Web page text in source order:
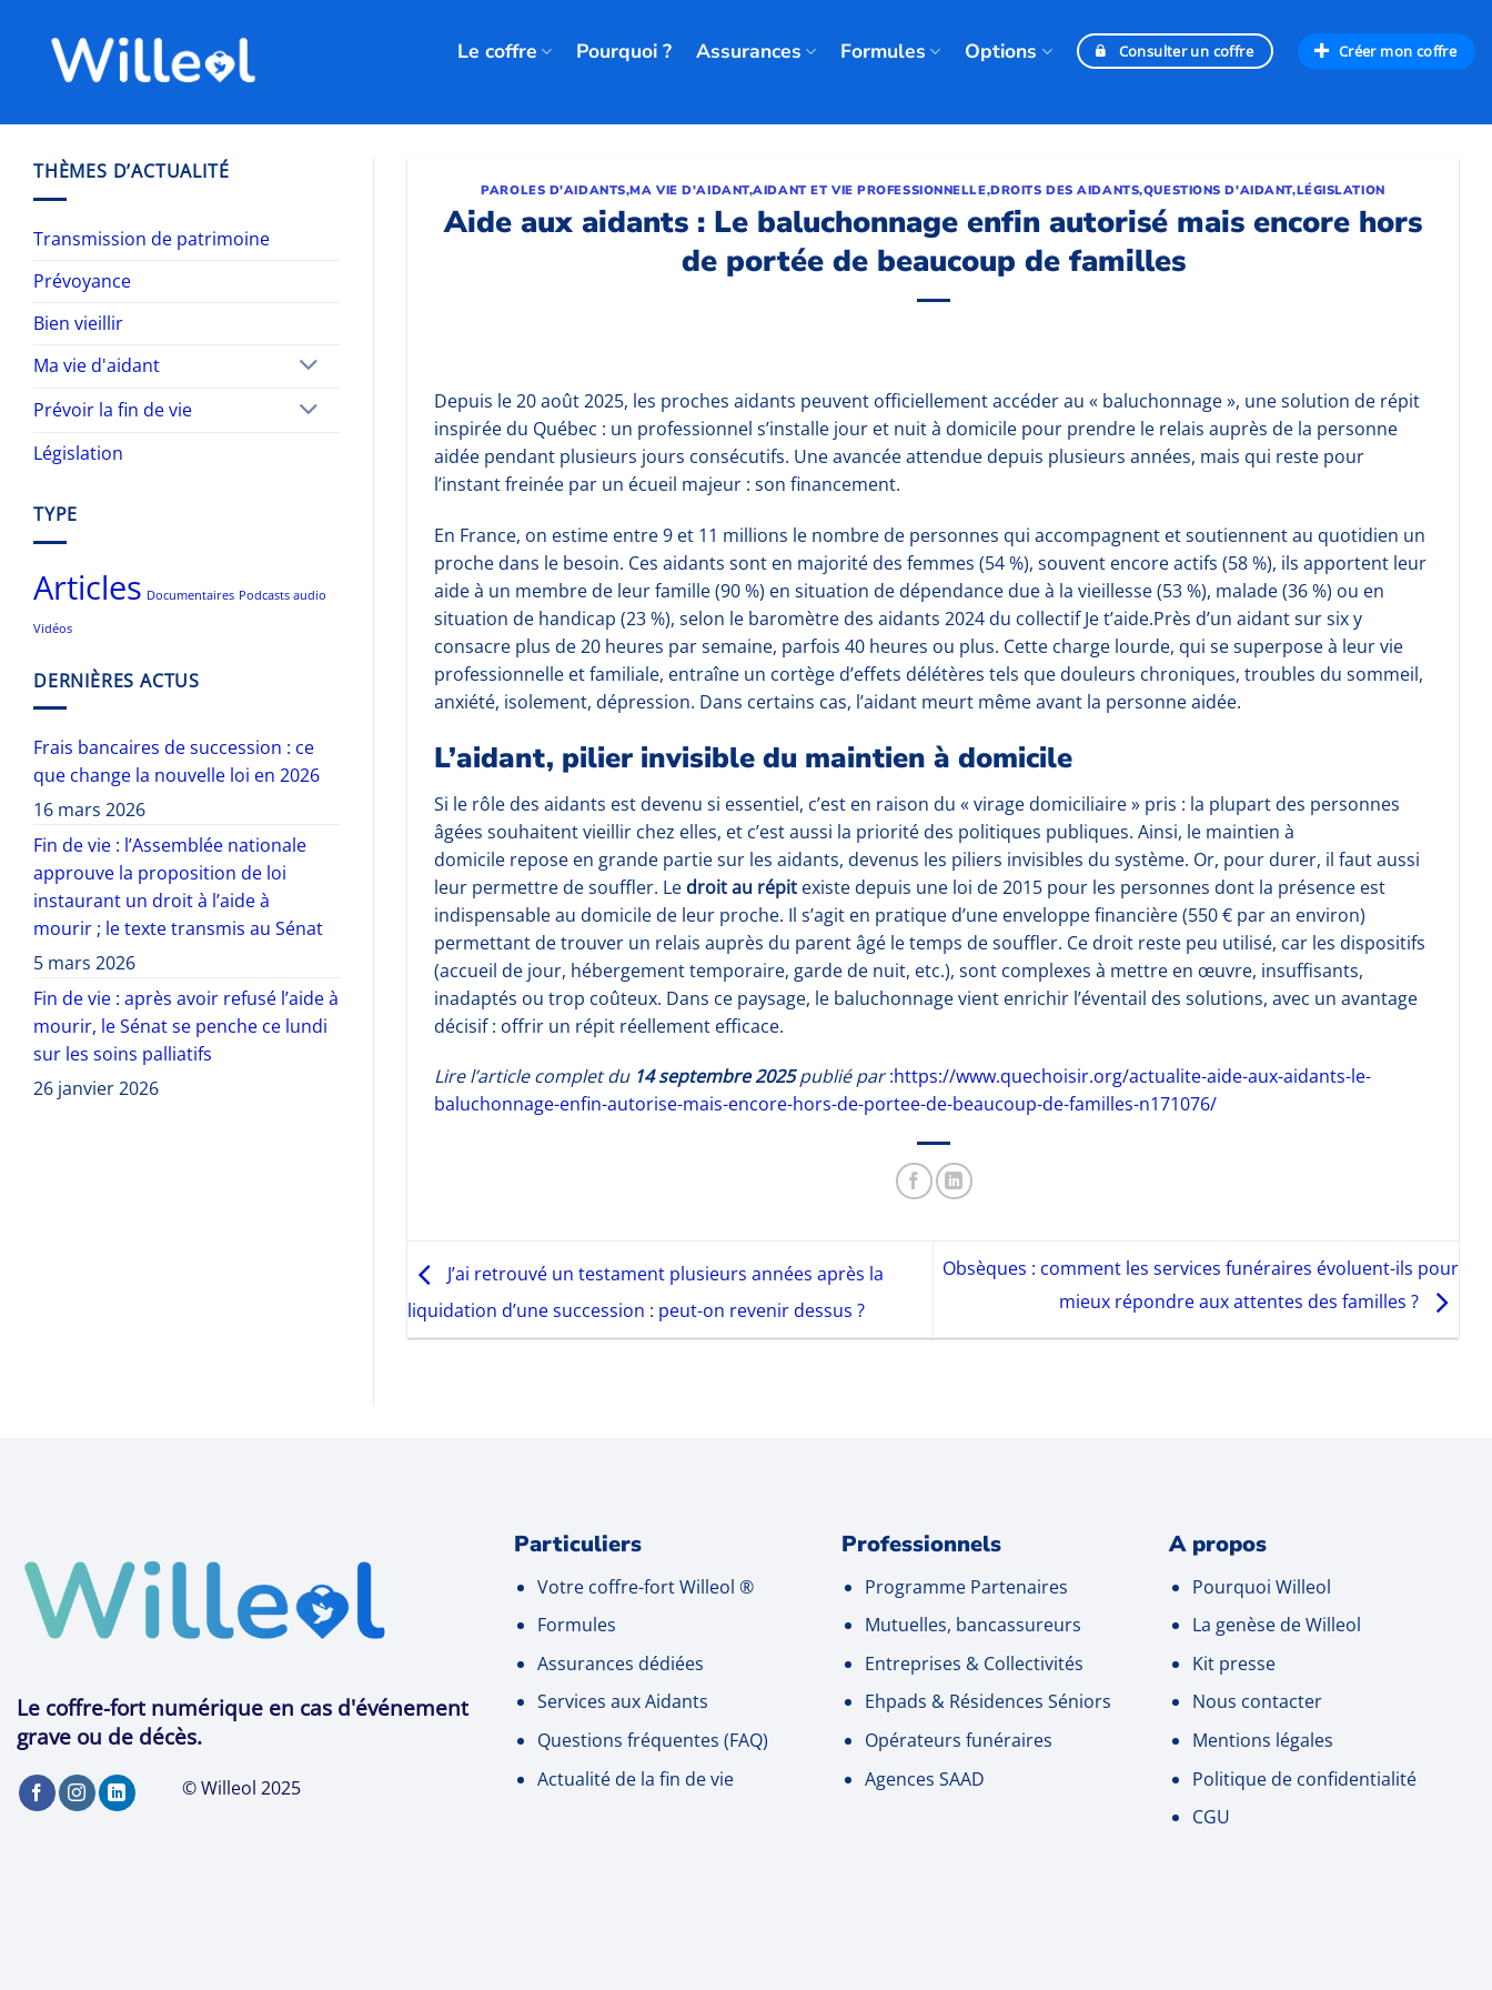
contenu
Le coffre Pourquoi ? Assurances Formules Options Consulter un coffre Créer mon coffre
THÈMES D’ACTUALITÉ
Transmission de patrimoine
Prévoyance
Bien vieillir
Ma vie d'aidant
Prévoir la fin de vie
Législation
TYPE
Articles Documentaires Podcasts audio
Vidéos
DERNIÈRES ACTUS
Frais bancaires de succession : ce
que change la nouvelle loi en 2026
16 mars 2026
Fin de vie : l’Assemblée nationale
approuve la proposition de loi
instaurant un droit à l’aide à
mourir ; le texte transmis au Sénat
5 mars 2026
Fin de vie : après avoir refusé l’aide à
mourir, le Sénat se penche ce lundi
sur les soins palliatifs
26 janvier 2026
PAROLES D'AIDANTS,MA VIE D'AIDANT,AIDANT ET VIE PROFESSIONNELLE,DROITS DES AIDANTS,QUESTIONS D'AIDANT,LÉGISLATION
Aide aux aidants : Le baluchonnage enfin autorisé mais encore hors
de portée de beaucoup de familles
Depuis le 20 août 2025, les proches aidants peuvent officiellement accéder au « baluchonnage », une solution de répit
inspirée du Québec : un professionnel s’installe jour et nuit à domicile pour prendre le relais auprès de la personne
aidée pendant plusieurs jours consécutifs. Une avancée attendue depuis plusieurs années, mais qui reste pour
l’instant freinée par un écueil majeur : son financement.
En France, on estime entre 9 et 11 millions le nombre de personnes qui accompagnent et soutiennent au quotidien un
proche dans le besoin. Ces aidants sont en majorité des femmes (54 %), souvent encore actifs (58 %), ils apportent leur
aide à un membre de leur famille (90 %) en situation de dépendance due à la vieillesse (53 %), malade (36 %) ou en
situation de handicap (23 %), selon le baromètre des aidants 2024 du collectif Je t’aide.Près d’un aidant sur six y
consacre plus de 20 heures par semaine, parfois 40 heures ou plus. Cette charge lourde, qui se superpose à leur vie
professionnelle et familiale, entraîne un cortège d’effets délétères tels que douleurs chroniques, troubles du sommeil,
anxiété, isolement, dépression. Dans certains cas, l’aidant meurt même avant la personne aidée.
L’aidant, pilier invisible du maintien à domicile
Si le rôle des aidants est devenu si essentiel, c’est en raison du « virage domiciliaire » pris : la plupart des personnes
âgées souhaitent vieillir chez elles, et c’est aussi la priorité des politiques publiques. Ainsi, le maintien à
domicile repose en grande partie sur les aidants, devenus les piliers invisibles du système. Or, pour durer, il faut aussi
leur permettre de souffler. Le droit au répit existe depuis une loi de 2015 pour les personnes dont la présence est
indispensable au domicile de leur proche. Il s’agit en pratique d’une enveloppe financière (550 € par an environ)
permettant de trouver un relais auprès du parent âgé le temps de souffler. Ce droit reste peu utilisé, car les dispositifs
(accueil de jour, hébergement temporaire, garde de nuit, etc.), sont complexes à mettre en œuvre, insuffisants,
inadaptés ou trop coûteux. Dans ce paysage, le baluchonnage vient enrichir l’éventail des solutions, avec un avantage
décisif : offrir un répit réellement efficace.
Lire l’article complet du 14 septembre 2025publié par:https://www.quechoisir.org/actualite-aide-aux-aidants-le-
baluchonnage-enfin-autorise-mais-encore-hors-de-portee-de-beaucoup-de-familles-n171076/
J’ai retrouvé un testament plusieurs années après la
liquidation d’une succession : peut-on revenir dessus ?
Obsèques : comment les services funéraires évoluent-ils pour
mieux répondre aux attentes des familles ?
Le coffre-fort numérique en cas d'événement
grave ou de décès.
© Willeol 2025
Particuliers
Votre coffre-fort Willeol ®
Formules
Assurances dédiées
Services aux Aidants
Questions fréquentes (FAQ)
Actualité de la fin de vie
Professionnels
Programme Partenaires
Mutuelles, bancassureurs
Entreprises & Collectivités
Ehpads & Résidences Séniors
Opérateurs funéraires
Agences SAAD
A propos
Pourquoi Willeol
La genèse de Willeol
Kit presse
Nous contacter
Mentions légales
Politique de confidentialité
CGU